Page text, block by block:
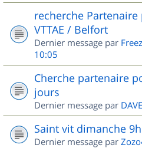
recherche
VTTAE / Belfort
Dernier message par
10:05
Cherche partenaire
jours
Dernier message par
Saint vit dimanche
Dernier message par